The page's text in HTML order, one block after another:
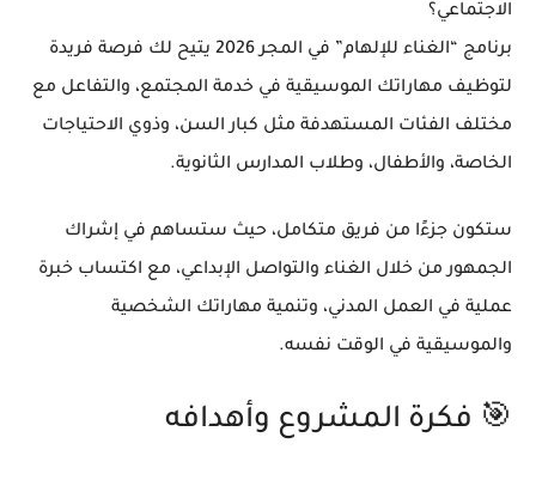
الاجتماعي؟
برنامج “الغناء للإلهام” في المجر 2026
يتيح لك فرصة فريدة
لتوظيف مهاراتك الموسيقية في خدمة المجتمع، والتفاعل مع
مختلف الفئات المستهدفة مثل كبار السن، وذوي الاحتياجات
الخاصة، والأطفال، وطلاب المدارس الثانوية.
ستكون جزءًا من فريق متكامل، حيث ستساهم في إشراك
الجمهور من خلال الغناء والتواصل الإبداعي، مع اكتساب خبرة
عملية في العمل المدني، وتنمية مهاراتك الشخصية
والموسيقية في الوقت نفسه.
🎯 فكرة المشروع وأهدافه